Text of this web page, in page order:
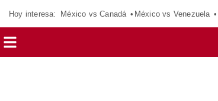
Hoy interesa: México vs Canadá México vs Venezuela